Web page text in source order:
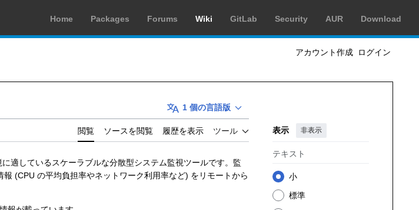
Home Packages Forums Wiki GitLab Security AUR Download
アカウント作成 ログイン
1 個の言語版
閲覧 ソースを閲覧 履歴を表示 ツール 表示 非表示
テキスト
小
標準
適しているスケーラブルな分散型システム監視ツールです。監
(CPU の平均負担率やネットワーク利用率など) をリモートから